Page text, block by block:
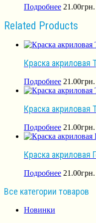
Подробнее 21.00грн.
Related Products
Краска акриловая
Подробнее 21.00грн.
Краска акриловая
Подробнее 21.00грн.
Краска акриловая
Подробнее 21.00грн.
Все категории товаров
Новинки